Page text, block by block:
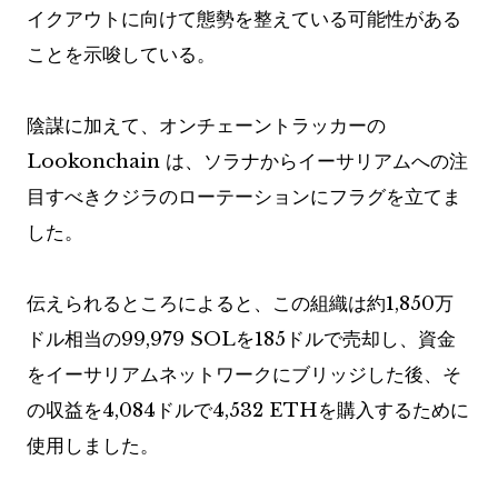
イクアウトに向けて態勢を整えている可能性がある
ことを示唆している。
陰謀に加えて、オンチェーントラッカーの
Lookonchain は、ソラナからイーサリアムへの注
目すべきクジラのローテーションにフラグを立てま
した。
伝えられるところによると、この組織は約1,850万
ドル相当の99,979 SOLを185ドルで売却し、資金
をイーサリアムネットワークにブリッジした後、そ
の収益を4,084ドルで4,532 ETHを購入するために
使用しました。